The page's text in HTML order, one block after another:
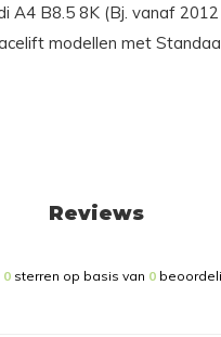
A4 B8.5 8K (Bj. vanaf
modellen met
Reviews
0 sterren op basis van 0